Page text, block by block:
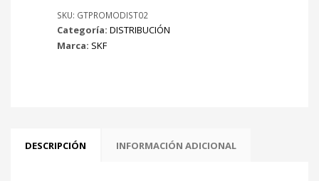
SKU: GTPROMODIST02
Categoría: DISTRIBUCIÓN
Marca: SKF
DESCRIPCIÓN INFORMACIÓN ADICIONAL